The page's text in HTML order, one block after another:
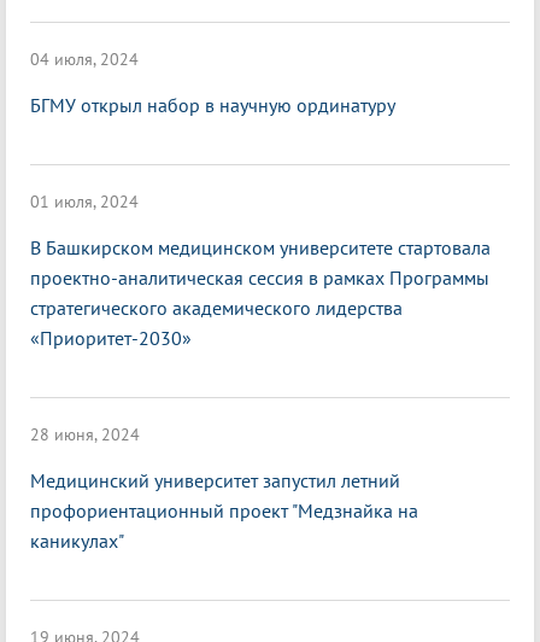
04 июля, 2024
БГМУ открыл набор в научную ординатуру
01 июля, 2024
В Башкирском медицинском университете стартовала
проектно-аналитическая сессия в рамках Программы
стратегического академического лидерства
«Приоритет-2030»
28 июня, 2024
Медицинский университет запустил летний
профориентационный проект "Медзнайка на
каникулах"
19 июня, 2024